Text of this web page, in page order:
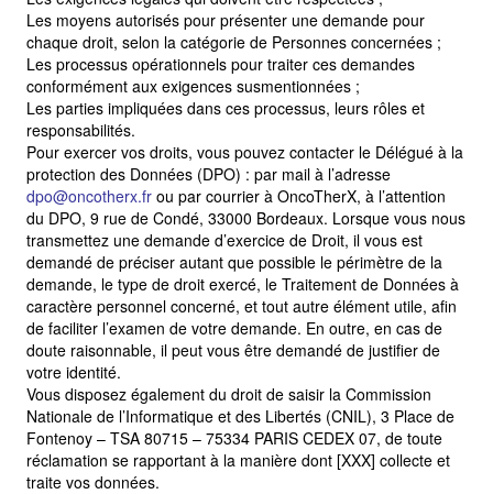
Les moyens autorisés pour présenter une demande pour
chaque droit, selon la catégorie de Personnes concernées ;
Les processus opérationnels pour traiter ces demandes
conformément aux exigences susmentionnées ;
Les parties impliquées dans ces processus, leurs rôles et
responsabilités.
Pour exercer vos droits, vous pouvez contacter le Délégué à la
protection des Données (DPO) : par mail à l’adresse
dpo@oncotherx.fr ou par courrier à OncoTherX, à l’attention
du DPO, 9 rue de Condé, 33000 Bordeaux. Lorsque vous nous
transmettez une demande d’exercice de Droit, il vous est
demandé de préciser autant que possible le périmètre de la
demande, le type de droit exercé, le Traitement de Données à
caractère personnel concerné, et tout autre élément utile, afin
de faciliter l’examen de votre demande. En outre, en cas de
doute raisonnable, il peut vous être demandé de justifier de
votre identité.
Vous disposez également du droit de saisir la Commission
Nationale de l’Informatique et des Libertés (CNIL), 3 Place de
Fontenoy – TSA 80715 – 75334 PARIS CEDEX 07, de toute
réclamation se rapportant à la manière dont [XXX] collecte et
traite vos données.